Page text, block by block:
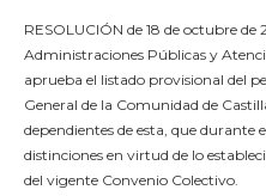
RESOLUCIÓN de 18 de octubre de
Administraciones Públicas y
aprueba el listado provisional del
General de la Comunidad de
dependientes de esta, que durante
distinciones en virtud de lo
del vigente Convenio Colectivo.